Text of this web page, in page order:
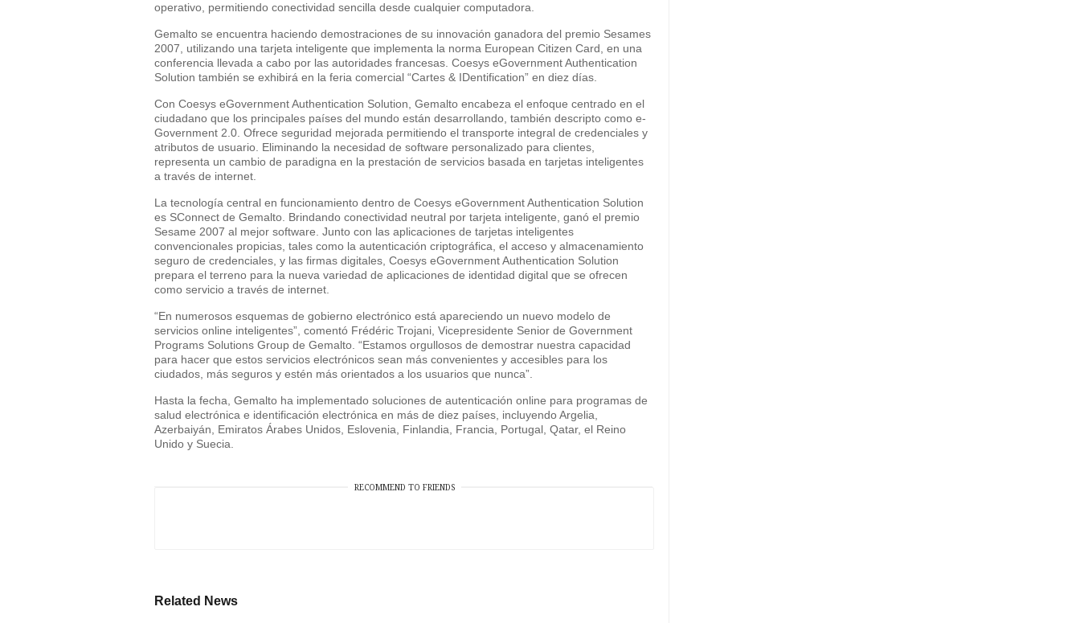
operativo, permitiendo conectividad sencilla desde cualquier computadora.
Gemalto se encuentra haciendo demostraciones de su innovación ganadora del premio Sesames
2007, utilizando una tarjeta inteligente que implementa la norma European Citizen Card, en una
conferencia llevada a cabo por las autoridades francesas. Coesys eGovernment Authentication
Solution también se exhibirá en la feria comercial “Cartes & IDentification” en diez días.
Con Coesys eGovernment Authentication Solution, Gemalto encabeza el enfoque centrado en el
ciudadano que los principales países del mundo están desarrollando, también descripto como e-
Government 2.0. Ofrece seguridad mejorada permitiendo el transporte integral de credenciales y
atributos de usuario. Eliminando la necesidad de software personalizado para clientes,
representa un cambio de paradigna en la prestación de servicios basada en tarjetas inteligentes
a través de internet.
La tecnología central en funcionamiento dentro de Coesys eGovernment Authentication Solution
es SConnect de Gemalto. Brindando conectividad neutral por tarjeta inteligente, ganó el premio
Sesame 2007 al mejor software. Junto con las aplicaciones de tarjetas inteligentes
convencionales propicias, tales como la autenticación criptográfica, el acceso y almacenamiento
seguro de credenciales, y las firmas digitales, Coesys eGovernment Authentication Solution
prepara el terreno para la nueva variedad de aplicaciones de identidad digital que se ofrecen
como servicio a través de internet.
“En numerosos esquemas de gobierno electrónico está apareciendo un nuevo modelo de
servicios online inteligentes”, comentó Frédéric Trojani, Vicepresidente Senior de Government
Programs Solutions Group de Gemalto. “Estamos orgullosos de demostrar nuestra capacidad
para hacer que estos servicios electrónicos sean más convenientes y accesibles para los
ciudados, más seguros y estén más orientados a los usuarios que nunca”.
Hasta la fecha, Gemalto ha implementado soluciones de autenticación online para programas de
salud electrónica e identificación electrónica en más de diez países, incluyendo Argelia,
Azerbaiyán, Emiratos Árabes Unidos, Eslovenia, Finlandia, Francia, Portugal, Qatar, el Reino
Unido y Suecia.
RECOMMEND TO FRIENDS
Related News